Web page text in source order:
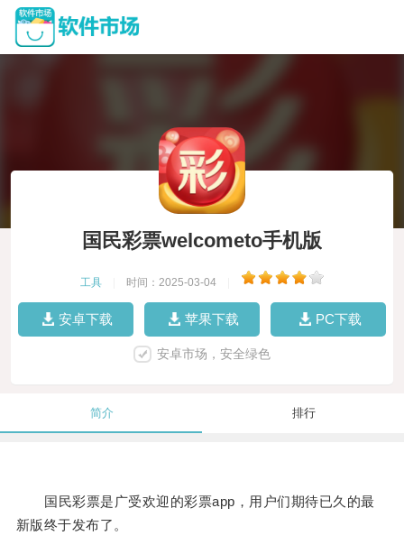
国民彩票welcometo手机版
工具 时间：2025-03-04
安卓下载 苹果下载 PC下载
安卓市场，安全绿色
简介 排行
国民彩票是广受欢迎的彩票app，用户们期待已久的最
新版终于发布了。